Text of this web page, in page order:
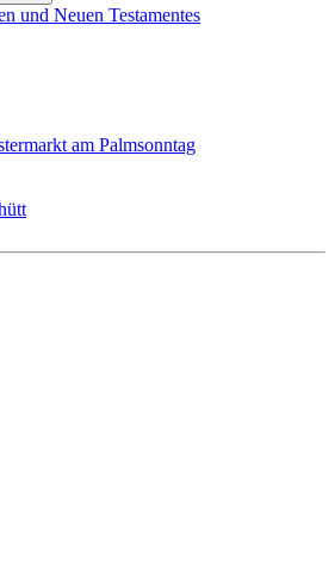
und Neuen Testamentes
am Palmsonntag